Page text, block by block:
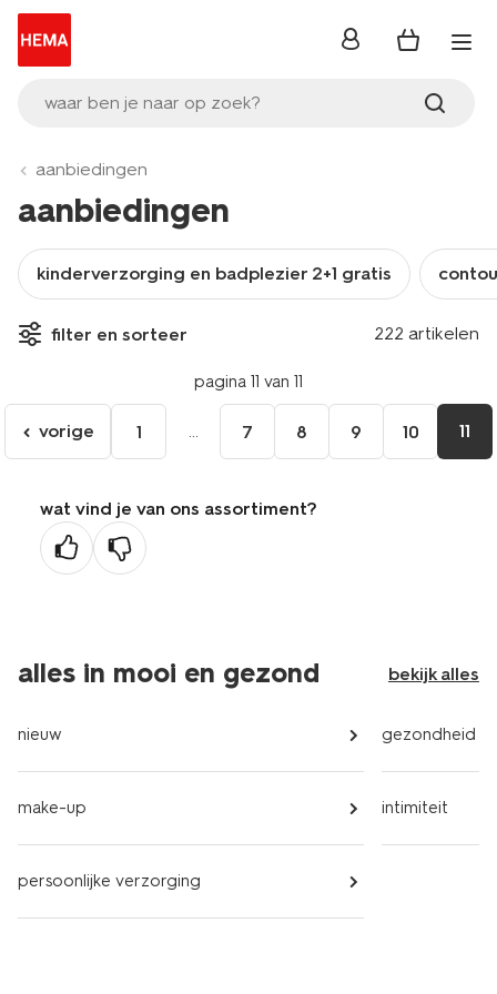
waar ben je naar op zoek?
inloggen
aanbiedingen
aanbiedingen
kinderverzorging en badplezier 2+1 gratis
filter en sorteer 222 artikelen
pagina 11 van 11
ga
naar
vorige
pagina
vorige 1 ... 7 8 9 10 11
wat vind je van ons assortiment?
alles in mooi en gezond bekijk alles
nieuw
make-up
persoonlijke verzorging
gezondheid
intimiteit